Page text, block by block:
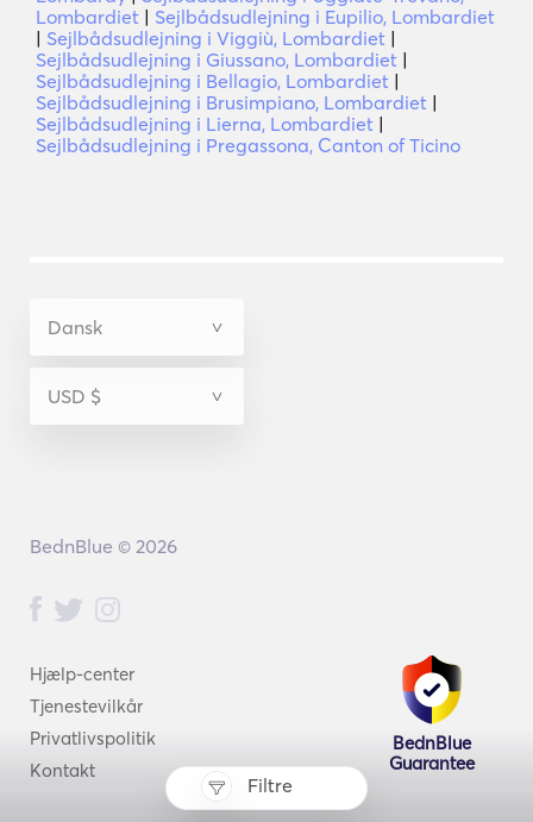
Filtre
Lombardiet | Sejlbådsudlejning i Eupilio, Lombardiet
| Sejlbådsudlejning i Viggiù, Lombardiet |
Sejlbådsudlejning i Giussano, Lombardiet |
Sejlbådsudlejning i Bellagio, Lombardiet |
Sejlbådsudlejning i Brusimpiano, Lombardiet |
Sejlbådsudlejning i Lierna, Lombardiet |
Sejlbådsudlejning i Pregassona, Canton of Ticino
Hjælp-center
Tjenestevilkår
Privatlivspolitik
Kontakt
BednBlue
Guarantee
BednBlue © 2026